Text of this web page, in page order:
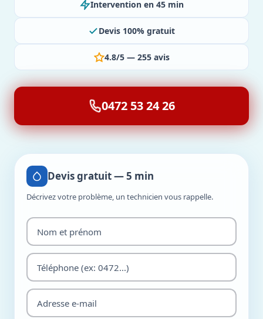
Intervention en 45 min
Devis 100% gratuit
4.8/5 — 255 avis
0472 53 24 26
Devis gratuit — 5 min
Décrivez votre problème, un technicien vous rappelle.